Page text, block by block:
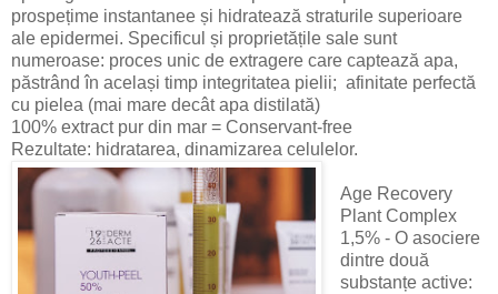
prospețime instantanee și hidratează straturile superioare
ale epidermei. Specificul și proprietățile sale sunt
numeroase: proces unic de extragere care captează apa,
păstrând în același timp integritatea pielii; afinitate perfectă
cu pielea (mai mare decât apa distilată)
100% extract pur din mar = Conservant-free
Rezultate: hidratarea, dinamizarea celulelor.
Age Recovery
Plant Complex
1,5% - O asociere
dintre două
substanțe active: